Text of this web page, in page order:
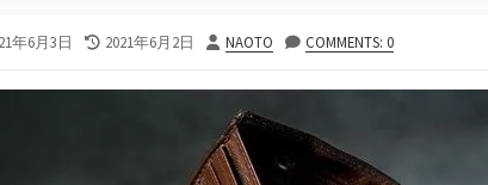
年6月3日
最
更
2021年6月2日
投
者
NAOTO COMMENTS: 0